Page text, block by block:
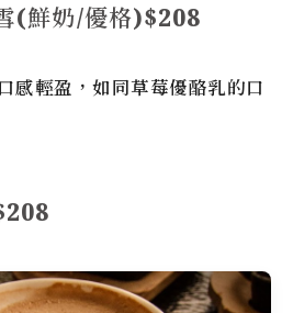
(鮮奶/優格)$208
感輕盈，如同草莓優酪乳的口